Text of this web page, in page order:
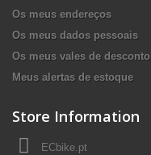
Os meus endereços
Os meus dados pessoais
Os meus vales de desconto
Meus alertas de estoque
Store Information
ECbike.pt